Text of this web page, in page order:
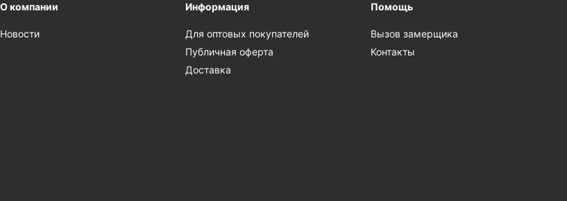
О компании
Новости
Информация
Для оптовых покупателей
Публичная оферта
Доставка
Помощь
Вызов замерщика
Контакты